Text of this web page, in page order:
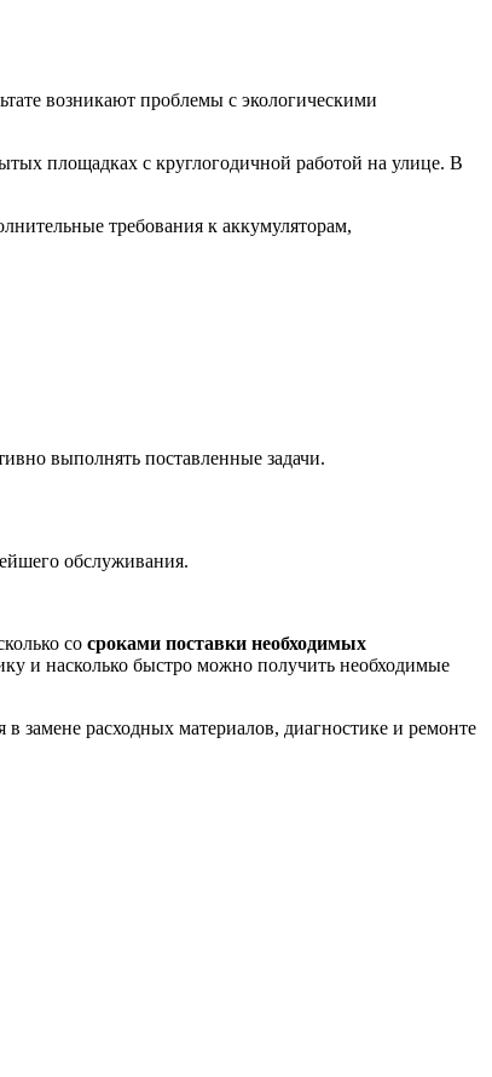
возникают проблемы с экологическими
площадках с круглогодичной работой на улице. В
требования к аккумуляторам,
выполнять поставленные задачи.
обслуживания.
со сроками поставки необходимых
и насколько быстро можно получить необходимые
замене расходных материалов, диагностике и ремонте